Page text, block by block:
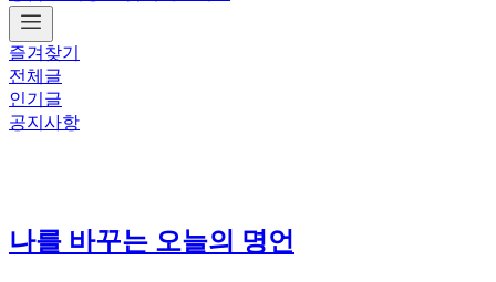
즐겨찾기
전체글
인기글
공지사항
나를 바꾸는 오늘의 명언